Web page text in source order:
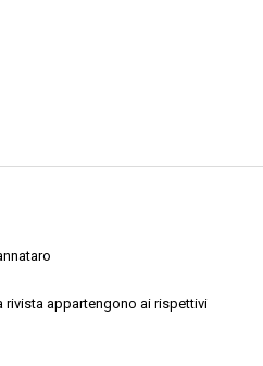
rivista appartengono ai rispettivi